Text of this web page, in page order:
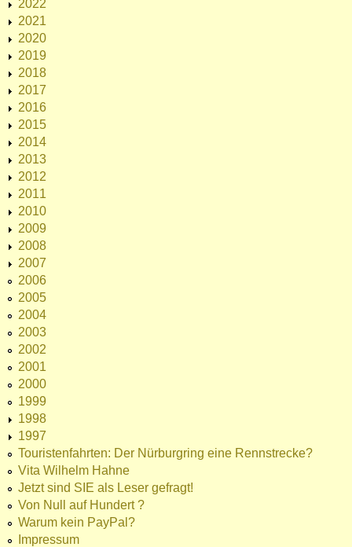
2022
2021
2020
2019
2018
2017
2016
2015
2014
2013
2012
2011
2010
2009
2008
2007
2006
2005
2004
2003
2002
2001
2000
1999
1998
1997
Touristenfahrten: Der Nürburgring eine Rennstrecke?
Vita Wilhelm Hahne
Jetzt sind SIE als Leser gefragt!
Von Null auf Hundert ?
Warum kein PayPal?
Impressum